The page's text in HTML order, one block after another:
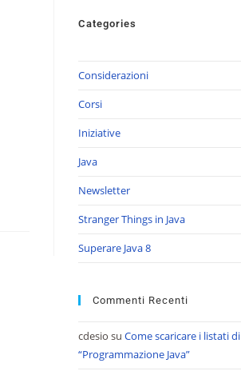
Categories
Considerazioni
Corsi
Iniziative
Java
Newsletter
Stranger Things in Java
Superare Java 8
Commenti Recenti
cdesio su Come scaricare i listati di
“Programmazione Java”